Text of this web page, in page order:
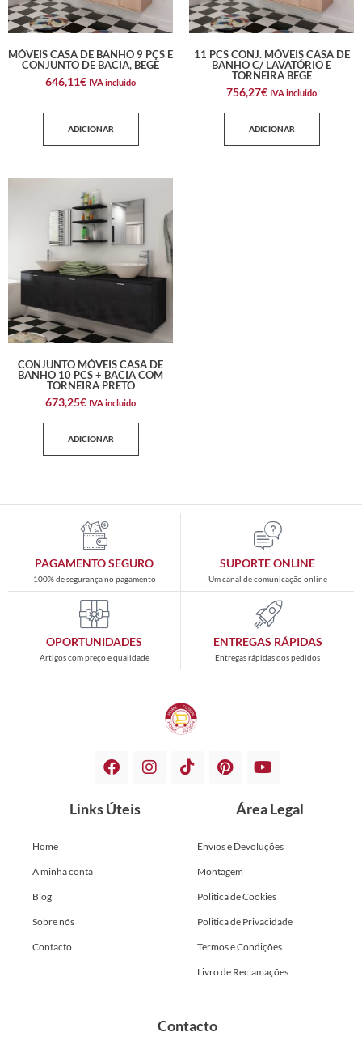
MÓVEIS CASA DE BANHO 9 PÇS E
CONJUNTO DE BACIA, BEGE
646,11€ IVA incluido
ADICIONAR
11 PCS CONJ. MÓVEIS CASA DE
BANHO C/ LAVATÓRIO E
TORNEIRA BEGE
756,27€ IVA incluido
ADICIONAR
CONJUNTO MÓVEIS CASA DE
BANHO 10 PCS + BACIA COM
TORNEIRA PRETO
673,25€ IVA incluido
ADICIONAR
PAGAMENTO SEGURO
100% de segurança no pagamento
SUPORTE ONLINE
Um canal de comunicação online
OPORTUNIDADES
Artigos com preço e qualidade
ENTREGAS RÁPIDAS
Entregas rápidas dos pedidos
Links Úteis
Home
A minha conta
Blog
Sobre nós
Contacto
Área Legal
Envios e Devoluções
Montagem
Politica de Cookies
Politica de Privacidade
Termos e Condições
Livro de Reclamações
Contacto